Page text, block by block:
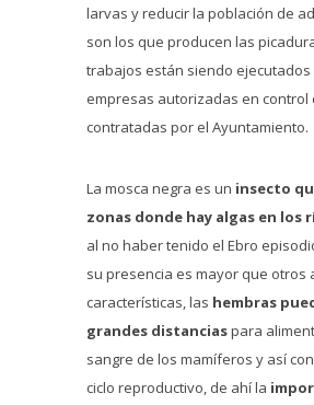
larvas y reducir la población de
son los que producen las
trabajos están siendo
empresas autorizadas en control
contratadas por el Ayuntamiento.
La mosca negra es un insecto
zonas donde hay algas en los
al no haber tenido el Ebro
su presencia es mayor que otros
características, las hembras
grandes distanciaspara
sangre de los mamíferos y así
ciclo reproductivo, de ahí la